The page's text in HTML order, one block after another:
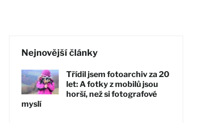
Nejnovější články
Třídil jsem fotoarchiv za 20
let: A fotky z mobilů jsou
horší, než si fotografové
myslí